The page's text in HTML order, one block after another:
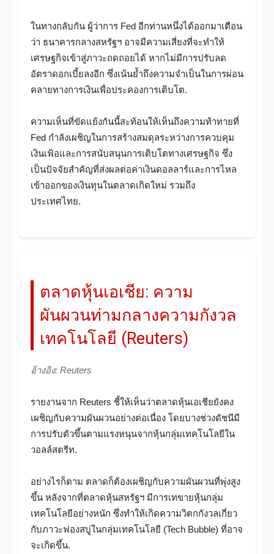
ในทางกลับกัน ผู้ว่าการ Fed อีกท่านหนึ่งได้ออกมาเตือน
ว่า ธนาคารกลางสหรัฐฯ อาจมีความเสี่ยงที่จะทำให้
เศรษฐกิจเข้าสู่ภาวะถดถอยได้ หากไม่มีการปรับลด
อัตราดอกเบี้ยลงอีก ซึ่งเน้นย้ำถึงความจำเป็นในการผ่อน
คลายทางการเงินเพื่อประคองการเติบโต.
ความเห็นที่ขัดแย้งกันนี้สะท้อนให้เห็นถึงความท้าทายที่
Fed กำลังเผชิญในการสร้างสมดุลระหว่างการควบคุม
เงินเฟ้อและการสนับสนุนการเติบโตทางเศรษฐกิจ ซึ่ง
เป็นปัจจัยสำคัญที่ส่งผลต่อค่าเงินดอลลาร์และการไหล
เข้าออกของเงินทุนในตลาดเกิดใหม่ รวมถึง
ประเทศไทย.
ตลาดหุ้นเอเชีย: ความ
ผันผวนท่ามกลางความกังวล
เทคโนโลยี (Reuters)
อ้างอิง: Reuters
รายงานจาก Reuters ชี้ให้เห็นว่าตลาดหุ้นเอเชียยังคง
เผชิญกับความผันผวนอย่างต่อเนื่อง โดยบางช่วงดัชนีมี
การปรับตัวขึ้นตามแรงหนุนจากหุ้นกลุ่มเทคโนโลยีใน
วอลล์สตรีท.
อย่างไรก็ตาม ตลาดก็ต้องเผชิญกับความผันผวนที่พุ่งสูง
ขึ้น หลังจากที่ตลาดหุ้นสหรัฐฯ มีการเทขายหุ้นกลุ่ม
เทคโนโลยีอย่างหนัก ซึ่งทำให้เกิดความวิตกกังวลเกี่ยว
กับภาวะฟองสบู่ในกลุ่มเทคโนโลยี (Tech Bubble) ที่อาจ
จะเกิดขึ้น.